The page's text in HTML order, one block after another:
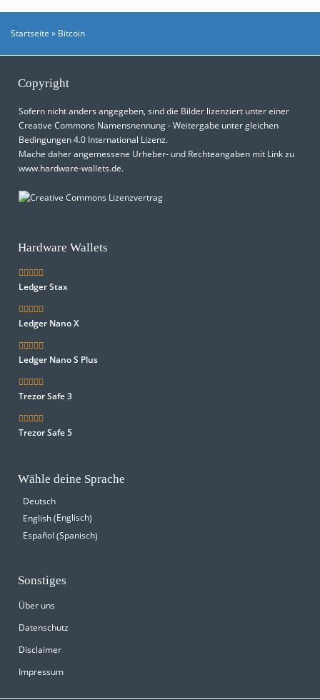
Startseite » Bitcoin
Copyright
Sofern nicht anders angegeben, sind die Bilder lizenziert unter einer
Creative Commons Namensnennung - Weitergabe unter gleichen
Bedingungen 4.0 International Lizenz.
Mache daher angemessene Urheber- und Rechteangaben mit Link zu
www.hardware-wallets.de.
Hardware Wallets
Ledger Stax
Ledger Nano X
Ledger Nano S Plus
Trezor Safe 3
Trezor Safe 5
Wähle deine Sprache
Deutsch
English(Englisch)
Español (Spanisch)
Sonstiges
Über uns
Datenschutz
Disclaimer
Impressum